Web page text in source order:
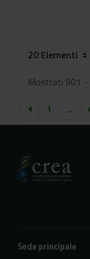
20 Elementi
Mostrati 901 -
1
...
Sede principale